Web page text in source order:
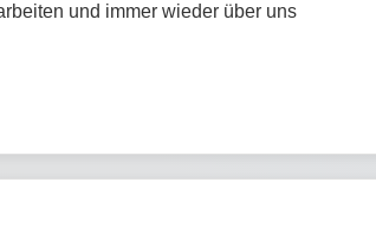
und immer wieder über uns